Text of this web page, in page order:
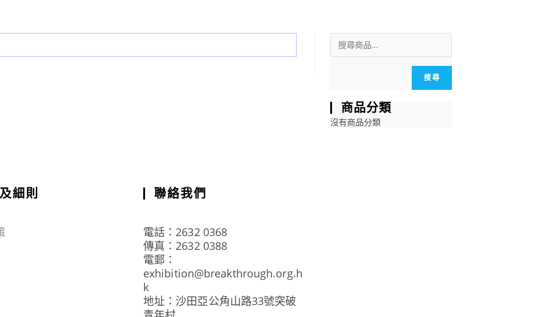
搜尋
商品分類
沒有商品分類
細則 聯絡我們
電話：2632 0368
傳真：2632 0388
電郵：
exhibition@breakthrough.org.h
k
地址：沙田亞公角山路33號突破